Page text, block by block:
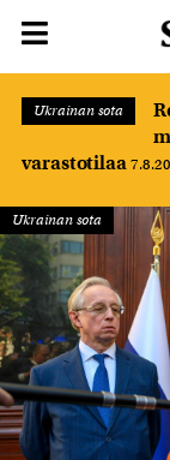
Ukrainan sota
varastotilaa
Ukrainan sota